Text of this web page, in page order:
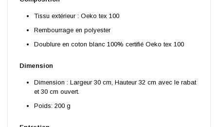
Tissu extérieur : Oeko tex 100
Rembourrage en polyester
Doublure en coton blanc 100% certifié Oeko tex 100
Dimension
Dimension : Largeur 30 cm, Hauteur 32 cm avec le rabat
et 30 cm ouvert.
Poids: 200 g